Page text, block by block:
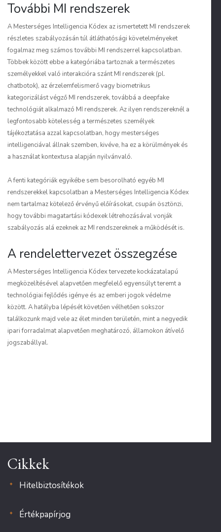
További MI rendszerek
A Mesterséges Intelligencia Kódex az ismertetett MI rendszerek
részletes szabályozásán túl átláthatósági követelményeket
fogalmaz meg számos további MI rendszerrel kapcsolatban.
Többek között ebbe a kategóriába tartoznak a természetes
személyekkel való interakcióra szánt MI rendszerek (pl.
chatbotok), az érzelemfelismerő vagy biometrikus
kategorizálást végző MI rendszerek, továbbá a deepfake
technológiát alkalmazó MI rendszerek. Az ilyen rendszereknél a
legfontosabb kötelesség a természetes személyek
tájékoztatása azzal kapcsolatban, hogy mesterséges
intelligenciával állnak szemben, kivéve, ha ez a körülmények és
a használat kontextusa alapján nyilvánvaló.
A fenti kategóriák egyikébe sem besorolható egyéb MI
rendszerekkel kapcsolatban a Mesterséges Intelligencia Kódex
nem tartalmaz kötelező érvényű előírásokat, csupán ösztönzi,
hogy további magatartási kódexek létrehozásával vonják
szabályozás alá ezeknek az MI rendszereknek a működését is.
A rendelettervezet összegzése
A Mesterséges Intelligencia Kódex tervezete kockázatalapú
megközelítésével alapvetően megfelelő egyensúlyt teremt a
technológiai fejlődés igénye és az emberi jogok védelme
között. A hatályba lépését követően vélhetően sokszor
találkozunk majd vele az élet minden területén, mint a negyedik
ipari forradalmat alapvetően meghatározó, államokon átívelő
jogszabállyal.
Cikkek
Hitelbiztosítékok
Értékpapírjog